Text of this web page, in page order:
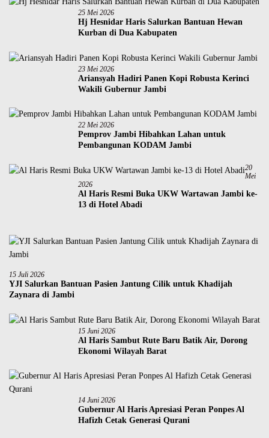
25 Mei 2026
Hj Hesnidar Haris Salurkan Bantuan Hewan
Kurban di Dua Kabupaten
23 Mei 2026
Ariansyah Hadiri Panen Kopi Robusta Kerinci
Wakili Gubernur Jambi
22 Mei 2026
Pemprov Jambi Hibahkan Lahan untuk
Pembangunan KODAM Jambi
20
Mei
2026
Al Haris Resmi Buka UKW Wartawan Jambi ke-
13 di Hotel Abadi
15 Juli 2026
YJI Salurkan Bantuan Pasien Jantung Cilik untuk Khadijah
Zaynara di Jambi
15 Juni 2026
Al Haris Sambut Rute Baru Batik Air, Dorong
Ekonomi Wilayah Barat
14 Juni 2026
Gubernur Al Haris Apresiasi Peran Ponpes Al
Hafizh Cetak Generasi Qurani